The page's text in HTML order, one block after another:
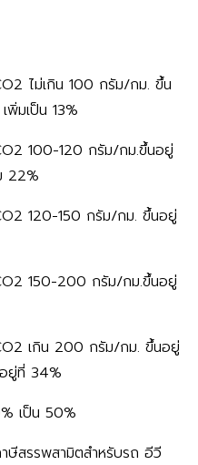
ไม่เกิน 100 กรัม/กม. ขึ้น
มเป็น 13%
100-120 กรัม/กม.ขึ้นอยู่
22%
120-150 กรัม/กม. ขึ้นอยู่
150-200 กรัม/กม.ขึ้นอยู่
เกิน 200 กรัม/กม. ขึ้นอยู่
ยู่ที่ 34%
เป็น 50%
ษีสรรพสามิตสำหรับรถ อีวี